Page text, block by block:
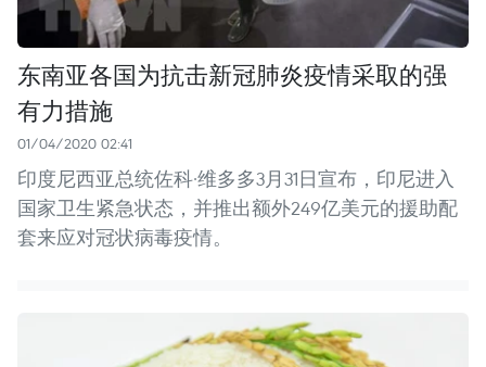
东南亚各国为抗击新冠肺炎疫情采取的强
有力措施
01/04/2020 02:41
印度尼西亚总统佐科·维多多3月31日宣布，印尼进入
国家卫生紧急状态，并推出额外249亿美元的援助配
套来应对冠状病毒疫情。